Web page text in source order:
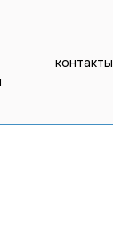
контакты